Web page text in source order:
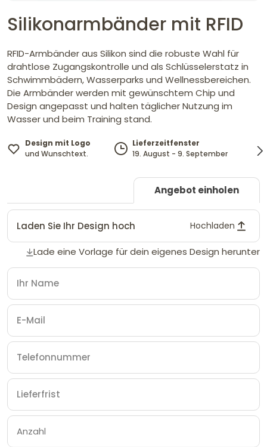
Silikonarmbänder mit RFID
RFID-Armbänder aus Silikon sind die robuste Wahl für
drahtlose Zugangskontrolle und als Schlüsselerstatz in
Schwimmbädern, Wasserparks und Wellnessbereichen.
Die Armbänder werden mit gewünschtem Chip und
Design angepasst und halten täglicher Nutzung im
Wasser und beim Training stand.
Design mit Logo
und Wunschtext.
Lieferzeitfenster
19. August - 9. September
Angebot einholen
Laden Sie Ihr Design hoch Hochladen
Lade eine Vorlage für dein eigenes Design herunter